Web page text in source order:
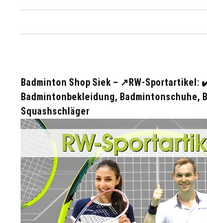
Badminton Shop Siek – ↗️RW-Sportartikel:
Badmintonbekleidung, Badmintonschuhe,
Squashschläger